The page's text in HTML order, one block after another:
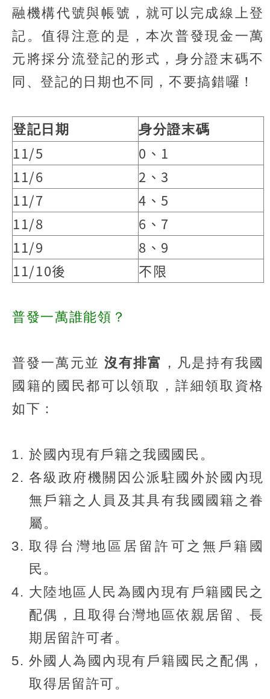
融機構代號與帳號，就可以完成線上登
記。值得注意的是，本次普發現金一萬
元將採分流登記的形式，身分證末碼不
同、登記的日期也不同，不要搞錯囉！
登記日期 身分證末碼
11/5
0、1
11/6
2、3
11/7
4、5
11/8
6、7
11/9
8、9
11/10後
不限
普發一萬誰能領？
普發一萬元並 沒有排富 ，凡是持有我國
國籍的國民都可以領取，詳細領取資格
如下：
於國內現有戶籍之我國國民。
各級政府機關因公派駐國外於國內現
無戶籍之人員及其具有我國國籍之眷
屬。
取得台灣地區居留許可之無戶籍國
民。
大陸地區人民為國內現有戶籍國民之
配偶，且取得台灣地區依親居留、長
期居留許可者。
外國人為國內現有戶籍國民之配偶，
取得居留許可。